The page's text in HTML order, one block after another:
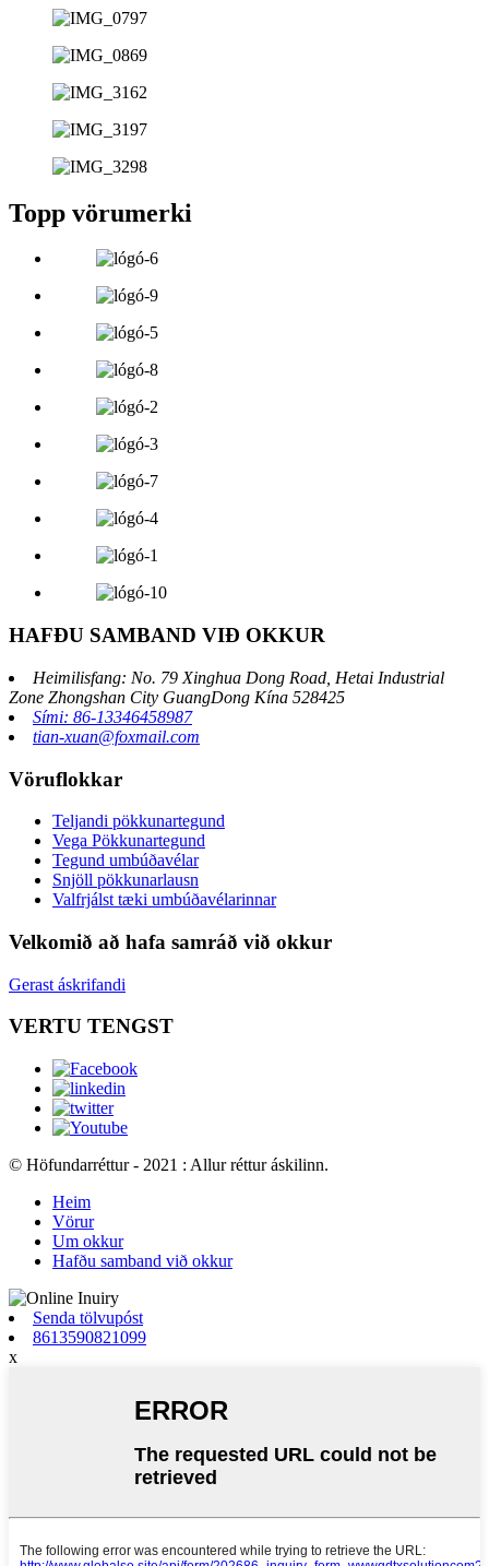
Topp vörumerki
HAFÐU SAMBAND VIÐ OKKUR
Heimilisfang: No. 79 Xinghua Dong Road, Hetai Industrial
Zone Zhongshan City GuangDong Kína 528425
Sími: 86-13346458987
tian-xuan@foxmail.com
Vöruflokkar
Teljandi pökkunartegund
Vega Pökkunartegund
Tegund umbúðavélar
Snjöll pökkunarlausn
Valfrjálst tæki umbúðavélarinnar
Velkomið að hafa samráð við okkur
Gerast áskrifandi
VERTU TENGST
© Höfundarréttur - 2021 : Allur réttur áskilinn.
Heim
Vörur
Um okkur
Hafðu samband við okkur
Senda tölvupóst
8613590821099
x